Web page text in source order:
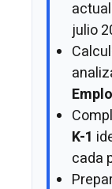
julio
K-1
cada